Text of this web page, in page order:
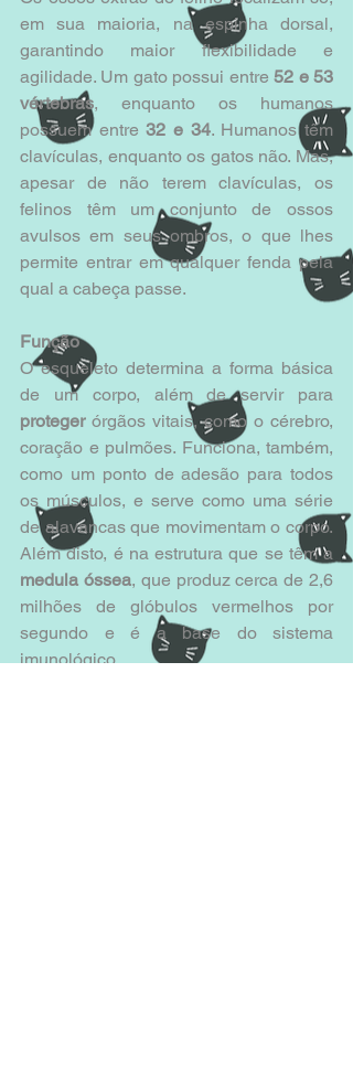
em sua maioria, na espinha dorsal,
garantindo maior flexibilidade e
agilidade. Um gato possui entre 52 e 53
vértebras, enquanto os humanos
possuem entre 32 e 34. Humanos têm
clavículas, enquanto os gatos não. Mas,
apesar de não terem clavículas, os
felinos têm um conjunto de ossos
avulsos em seus ombros, o que lhes
permite entrar em qualquer fenda pela
qual a cabeça passe.
Função
O esqueleto determina a forma básica
proteger órgãos vitais, como o cérebro,
coração e pulmões. Funciona, também,
como um ponto de adesão para todos
os músculos, e serve como uma série
de alavancas que movimentam o corpo.
medula óssea, que produz cerca de 2,6
milhões de glóbulos vermelhos por
segundo e é a base do sistema
imunológico.